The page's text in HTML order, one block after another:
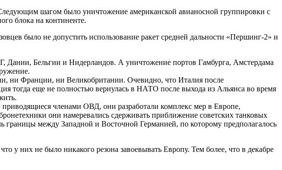
шагом было уничтожение американской авианосной группировки с
блока на континенте.
было не допустить использование ракет средней дальности «Першинг-2» и
Дании, Бельгии и Нидерландов. А уничтожение портов Гамбурга, Амстердама
ни Франции, ни Великобритании. Очевидно, что Италия после
тогда еще не полностью вернулась в НАТО после выхода из Альянса во время
членами ОВД, они разработали комплекс мер в Европе,
они намеревались сдерживать приближение советских танковых
между Западной и Восточной Германией, по которому предполагалось
у них не было никакого резона завоевывать Европу. Тем более, что в декабре